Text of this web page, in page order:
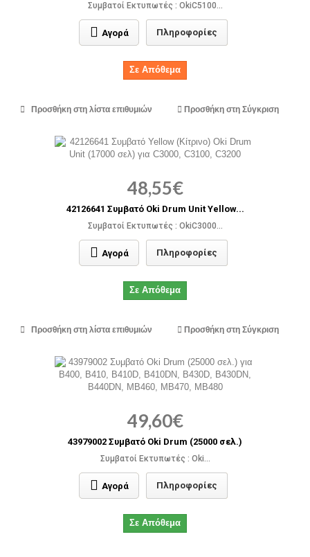
Συμβατοί Εκτυπωτές : OkiC5100...
Αγορά Πληροφορίες
Σε Απόθεμα
Προσθήκη στη λίστα επιθυμιών Προσθήκη στη Σύγκριση
48,55€
42126641 Συμβατό Oki Drum Unit Yellow...
Συμβατοί Εκτυπωτές : OkiC3000...
Αγορά Πληροφορίες
Σε Απόθεμα
Προσθήκη στη λίστα επιθυμιών Προσθήκη στη Σύγκριση
49,60€
43979002 Συμβατό Oki Drum (25000 σελ.)
Συμβατοί Εκτυπωτές : Oki...
Αγορά Πληροφορίες
Σε Απόθεμα